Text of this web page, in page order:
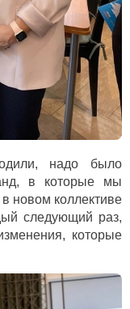
надо было
в которые мы
новом коллективе
следующий раз,
которые